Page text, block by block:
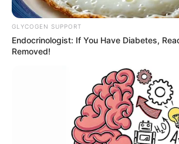
Alerta Tolima
GLYCOGEN SUPPORT
Endocrinologist: If You Have Diabetes,
Removed!